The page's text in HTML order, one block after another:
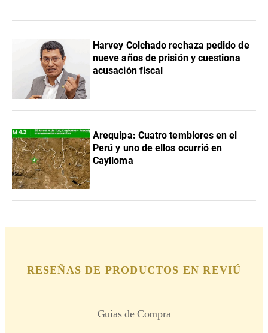
Harvey Colchado rechaza pedido de
nueve años de prisión y cuestiona
acusación fiscal
Arequipa: Cuatro temblores en el
Perú y uno de ellos ocurrió en
Caylloma